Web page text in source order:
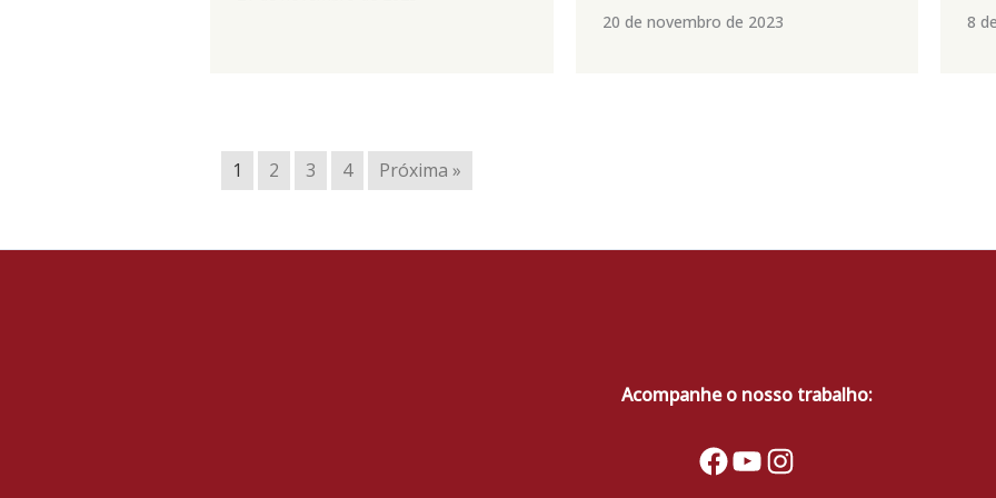
20 de novembro de 2023 8
1 2 3 4 Próxima »
Acompanhe o nosso trabalho:
Facebook
YouTube
Instagram